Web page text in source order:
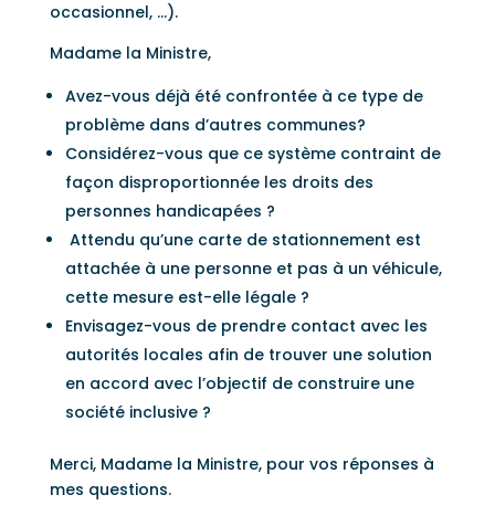
occasionnel, …).
Madame la Ministre,
Avez-vous déjà été confrontée à ce type de
problème dans d’autres communes?
Considérez-vous que ce système contraint de
façon disproportionnée les droits des
personnes handicapées ?
Attendu qu’une carte de stationnement est
attachée à une personne et pas à un véhicule,
cette mesure est-elle légale ?
Envisagez-vous de prendre contact avec les
autorités locales afin de trouver une solution
en accord avec l’objectif de construire une
société inclusive ?
Merci, Madame la Ministre, pour vos réponses à
mes questions.